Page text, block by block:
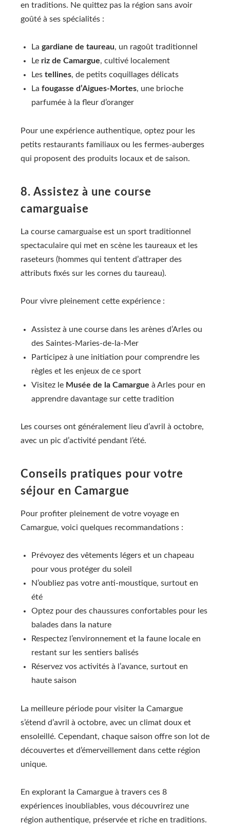
en traditions. Ne quittez pas la région sans avoir
goûté à ses spécialités :
La gardiane de taureau, un ragoût traditionnel
Le riz de Camargue, cultivé localement
Les tellines, de petits coquillages délicats
La fougasse d’Aigues-Mortes, une brioche
parfumée à la fleur d’oranger
Pour une expérience authentique, optez pour les
petits restaurants familiaux ou les fermes-auberges
qui proposent des produits locaux et de saison.
8. Assistez à une course
camarguaise
La course camarguaise est un sport traditionnel
spectaculaire qui met en scène les taureaux et les
raseteurs (hommes qui tentent d’attraper des
attributs fixés sur les cornes du taureau).
Pour vivre pleinement cette expérience :
Assistez à une course dans les arènes d’Arles ou
des Saintes-Maries-de-la-Mer
Participez à une initiation pour comprendre les
règles et les enjeux de ce sport
Visitez le Musée de la Camargue à Arles pour en
apprendre davantage sur cette tradition
Les courses ont généralement lieu d’avril à octobre,
avec un pic d’activité pendant l’été.
Conseils pratiques pour votre
séjour en Camargue
Pour profiter pleinement de votre voyage en
Camargue, voici quelques recommandations :
Prévoyez des vêtements légers et un chapeau
pour vous protéger du soleil
N’oubliez pas votre anti-moustique, surtout en
été
Optez pour des chaussures confortables pour les
balades dans la nature
Respectez l’environnement et la faune locale en
restant sur les sentiers balisés
Réservez vos activités à l’avance, surtout en
haute saison
La meilleure période pour visiter la Camargue
s’étend d’avril à octobre, avec un climat doux et
ensoleillé. Cependant, chaque saison offre son lot de
découvertes et d’émerveillement dans cette région
unique.
En explorant la Camargue à travers ces 8
expériences inoubliables, vous découvrirez une
région authentique, préservée et riche en traditions.